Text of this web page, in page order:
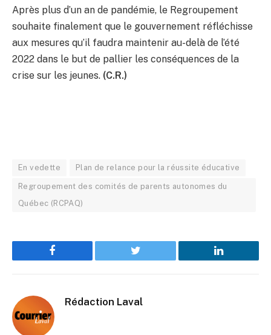
Après plus d’un an de pandémie, le Regroupement
souhaite finalement que le gouvernement réfléchisse
aux mesures qu’il faudra maintenir au-delà de l’été
2022 dans le but de pallier les conséquences de la
crise sur les jeunes. (C.R.)
En vedette Plan de relance pour la réussite éducative
Regroupement des comités de parents autonomes du
Québec (RCPAQ)
Facebook Twitter LinkedIn
Rédaction Laval